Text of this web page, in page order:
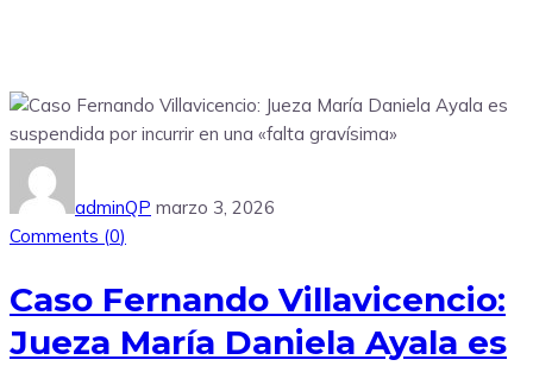
adminQP marzo 3, 2026
Comments (0)
Caso Fernando Villavicencio:
Jueza María Daniela Ayala es